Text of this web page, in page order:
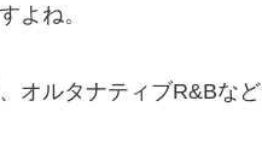
よね。
オルタナティブR&Bなど